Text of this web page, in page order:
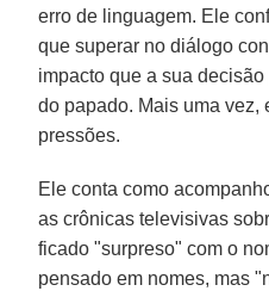
erro de linguagem. Ele
que superar no diálogo
impacto que a sua
do papado. Mais uma vez,
pressões.
Ele conta como
as crônicas televisivas
ficado "surpreso" com o
pensado em nomes, mas